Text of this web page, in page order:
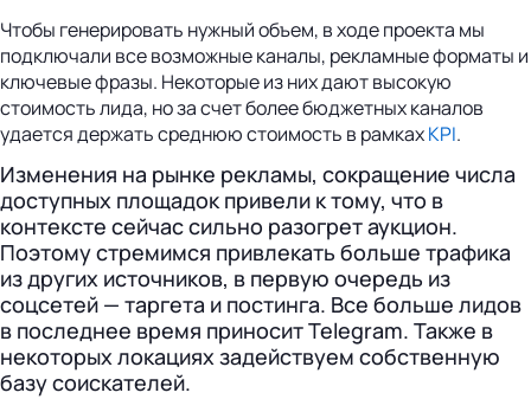
Чтобы генерировать нужный объем, в ходе проекта мы
подключали все возможные каналы, рекламные форматы и
ключевые фразы. Некоторые из них дают высокую
стоимость лида, но за счет более бюджетных каналов
удается держать среднюю стоимость в рамкахKPI.
Изменения на рынке рекламы, сокращение числа
доступных площадок привели к тому, что в
контексте сейчас сильно разогрет аукцион.
Поэтому стремимся привлекать больше трафика
из других источников, в первую очередь из
соцсетей — таргета и постинга. Все больше лидов
в последнее время приносит Telegram. Также в
некоторых локациях задействуем собственную
базу соискателей.